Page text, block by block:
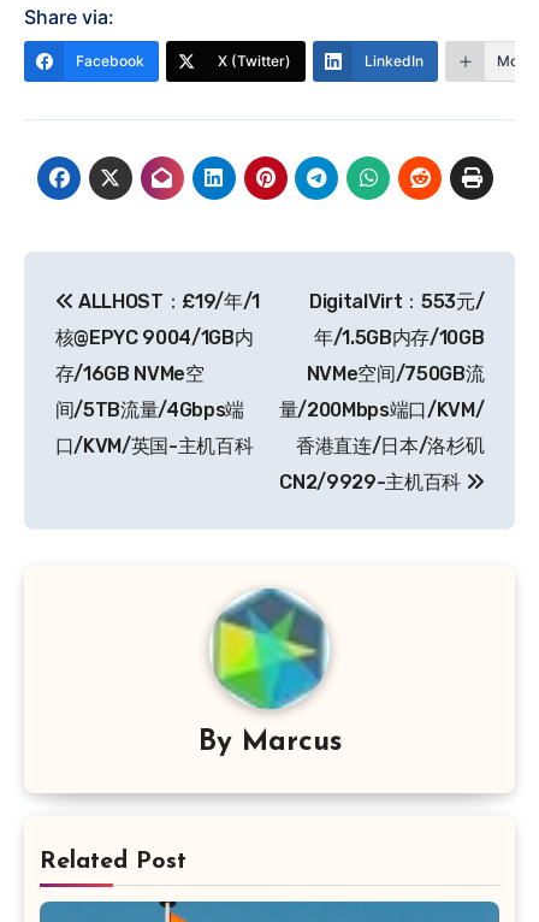
Share via:
Facebook X (Twitter) LinkedIn More
章
导
航
ALLHOST：£19/年/1
核@EPYC 9004/1GB内
存/16GB NVMe空
间/5TB流量/4Gbps端
口/KVM/英国-主机百科
DigitalVirt：553元/
年/1.5GB内存/10GB
NVMe空间/750GB流
量/200Mbps端口/KVM/
香港直连/日本/洛杉矶
CN2/9929-主机百科
By Marcus
Related Post